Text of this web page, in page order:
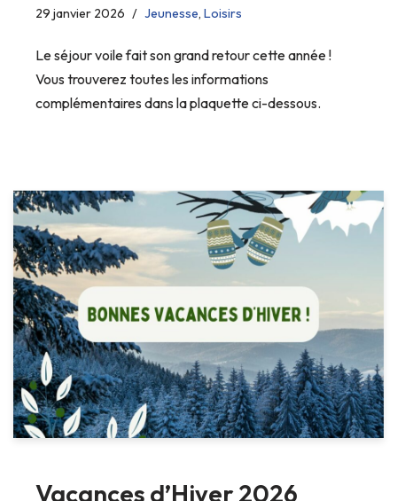
29 janvier 2026 Jeunesse, Loisirs
Le séjour voile fait son grand retour cette année !
Vous trouverez toutes les informations
complémentaires dans la plaquette ci-dessous.
Vacances d’Hiver 2026